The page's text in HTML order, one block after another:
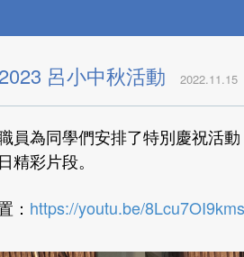
呂小中秋活動 2022.11.15
員為同學們安排了特別慶祝活
精彩片段。
： https://youtu.be/8Lcu7OI9kms